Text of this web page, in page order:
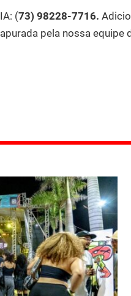
(73) 98228-7716.
pela nossa